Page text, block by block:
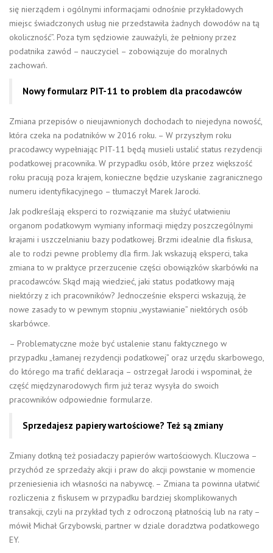
się nierządem i ogólnymi informacjami odnośnie przykładowych
miejsc świadczonych usług nie przedstawiła żadnych dowodów na tą
okoliczność”. Poza tym sędziowie zauważyli, że pełniony przez
podatnika zawód – nauczyciel – zobowiązuje do moralnych
zachowań.
Nowy formularz PIT-11 to problem dla pracodawców
Zmiana przepisów o nieujawnionych dochodach to niejedyna nowość,
która czeka na podatników w 2016 roku. – W przyszłym roku
pracodawcy wypełniając PIT-11 będą musieli ustalić status rezydencji
podatkowej pracownika. W przypadku osób, które przez większość
roku pracują poza krajem, konieczne będzie uzyskanie zagranicznego
numeru identyfikacyjnego – tłumaczył Marek Jarocki.
Jak podkreślają eksperci to rozwiązanie ma służyć ułatwieniu
organom podatkowym wymiany informacji między poszczególnymi
krajami i uszczelnianiu bazy podatkowej. Brzmi idealnie dla fiskusa,
ale to rodzi pewne problemy dla firm. Jak wskazują eksperci, taka
zmiana to w praktyce przerzucenie części obowiązków skarbówki na
pracodawców. Skąd mają wiedzieć, jaki status podatkowy mają
niektórzy z ich pracowników? Jednocześnie eksperci wskazują, że
nowe zasady to w pewnym stopniu „wystawianie” niektórych osób
skarbówce.
– Problematyczne może być ustalenie stanu faktycznego w
przypadku „łamanej rezydencji podatkowej” oraz urzędu skarbowego,
do którego ma trafić deklaracja – ostrzegał Jarocki i wspominał, że
część międzynarodowych firm już teraz wysyła do swoich
pracowników odpowiednie formularze.
Sprzedajesz papiery wartościowe? Też są zmiany
Zmiany dotkną też posiadaczy papierów wartościowych. Kluczowa –
przychód ze sprzedaży akcji i praw do akcji powstanie w momencie
przeniesienia ich własności na nabywcę. – Zmiana ta powinna ułatwić
rozliczenia z fiskusem w przypadku bardziej skomplikowanych
transakcji, czyli na przykład tych z odroczoną płatnością lub na raty –
mówił Michał Grzybowski, partner w dziale doradztwa podatkowego
EY.